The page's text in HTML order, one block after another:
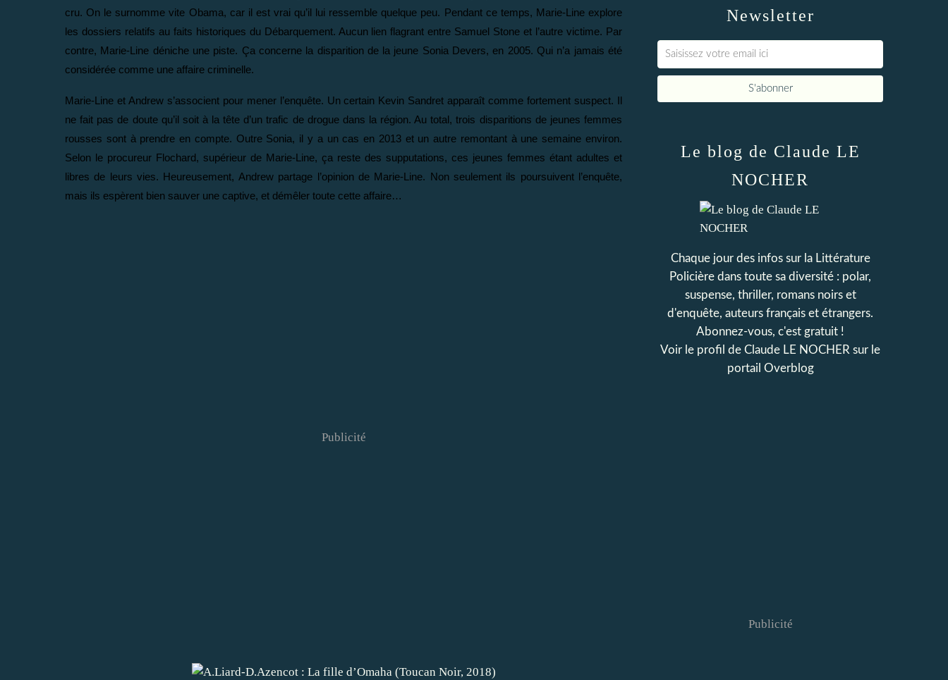
cru. On le surnomme vite Obama, car il est vrai qu’il lui ressemble quelque peu. Pendant ce temps, Marie-Line explore
les dossiers relatifs au faits historiques du Débarquement. Aucun lien flagrant entre Samuel Stone et l’autre victime. Par
contre, Marie-Line déniche une piste. Ça concerne la disparition de la jeune Sonia Devers, en 2005. Qui n’a jamais été
considérée comme une affaire criminelle.
Marie-Line et Andrew s’associent pour mener l’enquête. Un certain Kevin Sandret apparaît comme fortement suspect. Il
ne fait pas de doute qu’il soit à la tête d’un trafic de drogue dans la région. Au total, trois disparitions de jeunes femmes
rousses sont à prendre en compte. Outre Sonia, il y a un cas en 2013 et un autre remontant à une semaine environ.
Selon le procureur Flochard, supérieur de Marie-Line, ça reste des supputations, ces jeunes femmes étant adultes et
libres de leurs vies. Heureusement, Andrew partage l’opinion de Marie-Line. Non seulement ils poursuivent l’enquête,
mais ils espèrent bien sauver une captive, et démêler toute cette affaire…
Publicité
Newsletter
Le blog de Claude LE
NOCHER
Chaque jour des infos sur la Littérature
Policière dans toute sa diversité : polar,
suspense, thriller, romans noirs et
d'enquête, auteurs français et étrangers.
Abonnez-vous, c'est gratuit !
Voir le profil de Claude LE NOCHER sur le
portail Overblog
Publicité